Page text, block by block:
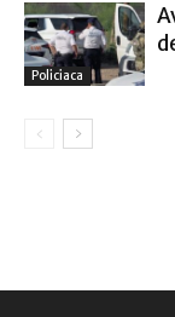
Policiaca